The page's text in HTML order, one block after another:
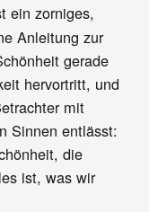
ein zorniges,
Anleitung zur
gerade
hervortritt, und
mit
Sinnen entlässt:
die
ist, was wir